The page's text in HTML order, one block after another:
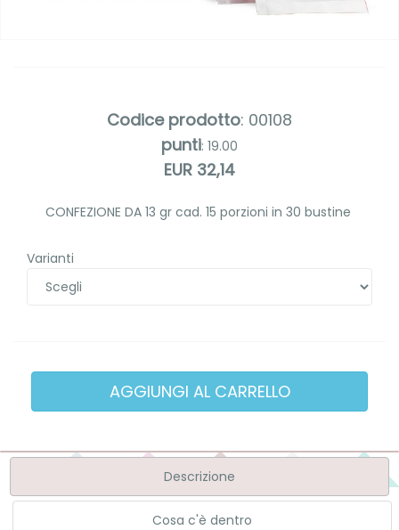
Codice prodotto: 00108
punti: 19.00
EUR 32,14
CONFEZIONE DA 13 gr cad. 15 porzioni in 30 bustine
Varianti
Descrizione
Cosa c'è dentro